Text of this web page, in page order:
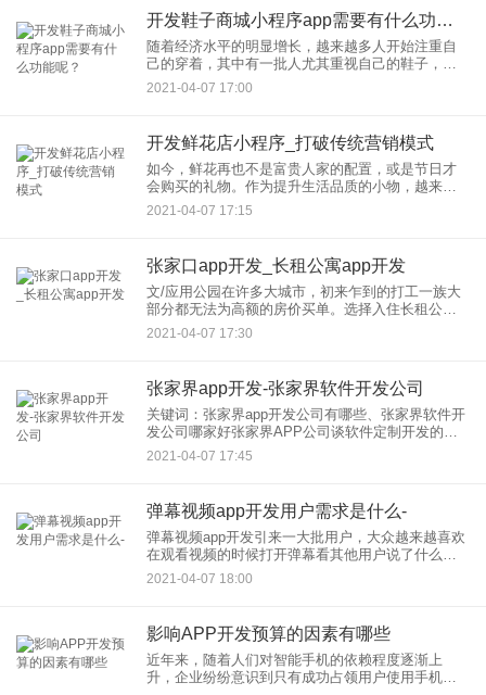
开发鞋子商城小程序app需要有什么功能呢？
随着经济水平的明显增长，越来越多人开始注重自
己的穿着，其中有一批人尤其重视自己的鞋子，所
以在买鞋的时候总是在精挑细选，然而尽管花费大
量的时间在门店寻找，也很难找到自己中意的鞋
2021-04-07 17:00
开发鲜花店小程序_打破传统营销模式
如今，鲜花再也不是富贵人家的配置，或是节日才
会购买的礼物。作为提升生活品质的小物，越来越
多的人体验网上订花，鲜花预订小程序便开始兴
起。鲜花店小程序提供了完善的商城功能，满减优
2021-04-07 17:15
张家口app开发_长租公寓app开发
文/应用公园在许多大城市，初来乍到的打工一族大
部分都无法为高额的房价买单。选择入住长租公寓
是可选条件中较舒适的一种方式。在互联网思维的
引导下，市场上出现了一款主要服务于城市青年群
2021-04-07 17:30
张家界app开发-张家界软件开发公司
关键词：张家界app开发公司有哪些、张家界软件开
发公司哪家好张家界APP公司谈软件定制开发的必
要性通过软件定制开发可以针对性解决企业个性化
难题，这也是目前企业想要促进发展的重要途径，
2021-04-07 17:45
弹幕视频app开发用户需求是什么-
弹幕视频app开发引来一大批用户，大众越来越喜欢
在观看视频的时候打开弹幕看其他用户说了什么，
关注的点又是什么。这个能够实时进行交流还能让
别人看到功能，让整个视频app市场生机勃勃，陆续
2021-04-07 18:00
影响APP开发预算的因素有哪些
近年来，随着人们对智能手机的依赖程度逐渐上
升，企业纷纷意识到只有成功占领用户使用手机的